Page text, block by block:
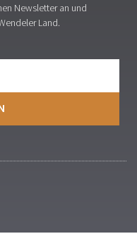
Newsletter an und
Land.